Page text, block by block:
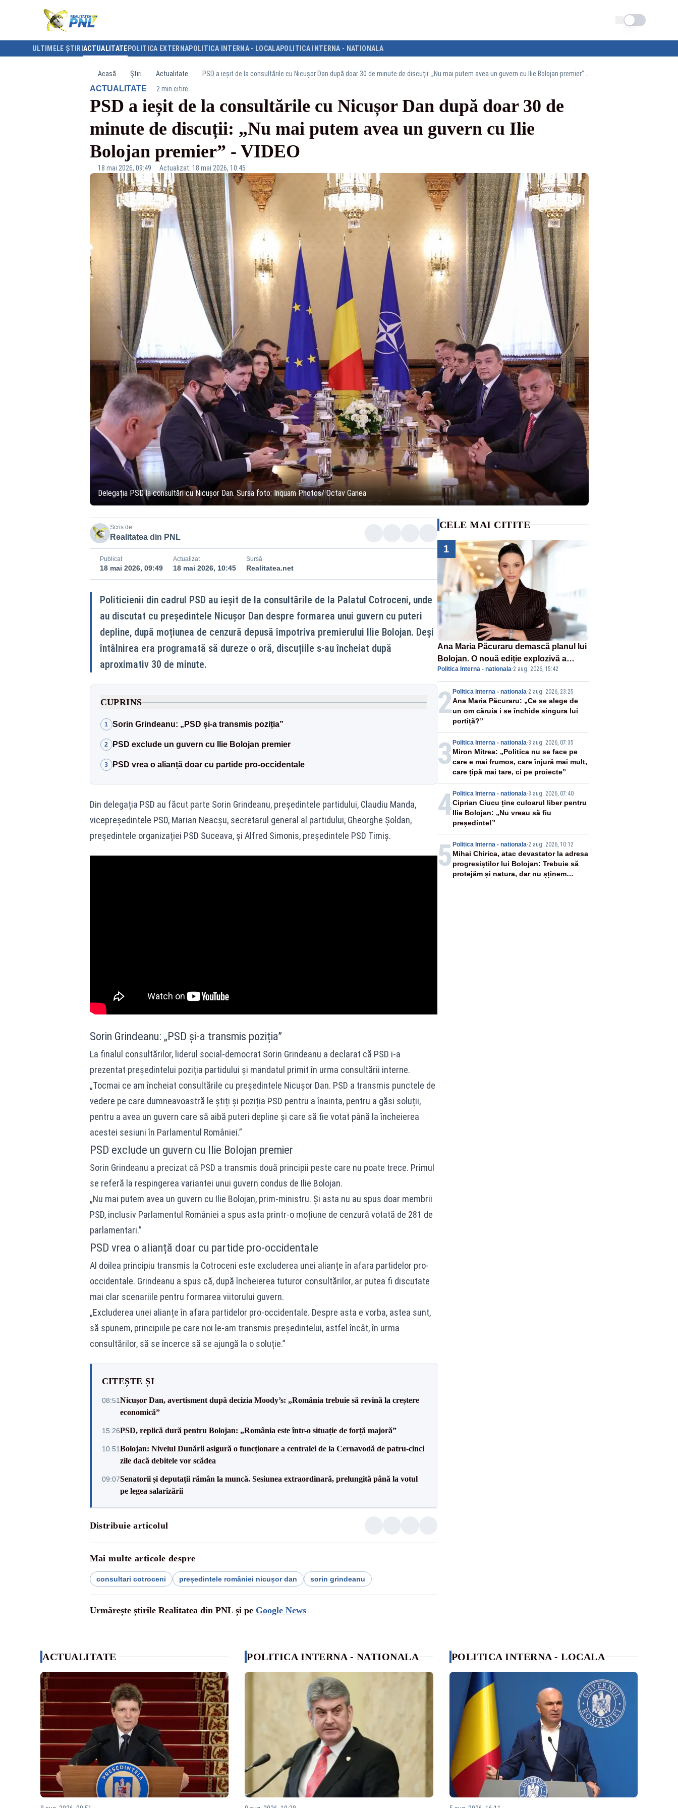
Schimba tema
ULTIMELE ȘTIRI ACTUALITATE POLITICA EXTERNAPOLITICA INTERNA - LOCALAPOLITICA INTERNA - NATIONALA
Acasă Știri Actualitate
ACTUALITATE· 2 min citire
PSD a ieșit de la consultările cu Nicușor Dan după doar 30 de
minute de discuții: „Nu mai putem avea un guvern cu Ilie
Bolojan premier” - VIDEO
18 mai 2026, 09:49 Actualizat: 18 mai 2026, 10:45
Delegația PSD la consultări cu Nicușor Dan. Sursa foto: Inquam Photos/ Octav Ganea
Scris de
Realitatea din PNL
Publicat
18 mai 2026, 09:49
Actualizat
18 mai 2026, 10:45
Sursă
Realitatea.net
Politicienii din cadrul PSD au ieșit de la consultările de la Palatul Cotroceni, unde
au discutat cu președintele Nicușor Dan despre formarea unui guvern cu puteri
depline, după moțiunea de cenzură depusă împotriva premierului Ilie Bolojan. Deși
întâlnirea era programată să dureze o oră, discuțiile s-au încheiat după
aproximativ 30 de minute.
CUPRINS
1 Sorin Grindeanu: „PSD și-a transmis poziția”
2 PSD exclude un guvern cu Ilie Bolojan premier
3 PSD vrea o alianță doar cu partide pro-occidentale
Din delegația PSD au făcut parte Sorin Grindeanu, președintele partidului, Claudiu Manda,
vicepreședintele PSD, Marian Neacșu, secretarul general al partidului, Gheorghe Șoldan,
președintele organizației PSD Suceava, și Alfred Simonis, președintele PSD Timiș.
Sorin Grindeanu: „PSD și-a transmis poziția”
La finalul consultărilor, liderul social-democrat Sorin Grindeanu a declarat că PSD i-a
prezentat președintelui poziția partidului și mandatul primit în urma consultării interne.
„Tocmai ce am încheiat consultările cu președintele Nicușor Dan. PSD a transmis punctele de
vedere pe care dumneavoastră le știți și poziția PSD pentru a înainta, pentru a găsi soluții,
pentru a avea un guvern care să aibă puteri depline și care să fie votat până la încheierea
acestei sesiuni în Parlamentul României.”
PSD exclude un guvern cu Ilie Bolojan premier
Sorin Grindeanu a precizat că PSD a transmis două principii peste care nu poate trece. Primul
se referă la respingerea variantei unui guvern condus de Ilie Bolojan.
„Nu mai putem avea un guvern cu Ilie Bolojan, prim-ministru. Și asta nu au spus doar membrii
PSD, inclusiv Parlamentul României a spus asta printr-o moțiune de cenzură votată de 281 de
parlamentari.”
PSD vrea o alianță doar cu partide pro-occidentale
Al doilea principiu transmis la Cotroceni este excluderea unei alianțe în afara partidelor pro-
occidentale. Grindeanu a spus că, după încheierea tuturor consultărilor, ar putea fi discutate
mai clar scenariile pentru formarea viitorului guvern.
„Excluderea unei alianțe în afara partidelor pro-occidentale. Despre asta e vorba, astea sunt,
să spunem, principiile pe care noi le-am transmis președintelui, astfel încât, în urma
consultărilor, să se încerce să se ajungă la o soluție.”
CITEȘTE ȘI
08:51Nicușor Dan, avertisment după decizia Moody’s: „România trebuie să revină la creștere
economică”
15:26PSD, replică dură pentru Bolojan: „România este într-o situație de forță majoră”
10:51Bolojan: Nivelul Dunării asigură o funcționare a centralei de la Cernavodă de patru-cinci
zile dacă debitele vor scădea
09:07Senatorii și deputații rămân la muncă. Sesiunea extraordinară, prelungită până la votul
pe legea salarizării
Distribuie articolul
Mai multe articole despre
consultari cotroceni președintele româniei nicușor dan sorin grindeanu
Urmărește știrile Realitatea din PNL și pe Google News
CELE MAI CITITE
1
Ana Maria Păcuraru demască planul lui
Bolojan. O nouă ediție explozivă a
emisiunii „Miza Zilei” la Realitatea
PLUS
Politica Interna - nationala·2 aug. 2026, 15:42
2 Politica Interna - nationala-2 aug. 2026, 23:25
Ana Maria Păcuraru: „Ce se alege de
un om căruia i se închide singura lui
portiță?”
3 Politica Interna - nationala-3 aug. 2026, 07:35
Miron Mitrea: „Politica nu se face pe
care e mai frumos, care înjură mai mult,
care țipă mai tare, ci pe proiecte”
4 Politica Interna - nationala-3 aug. 2026, 07:40
Ciprian Ciucu ține culoarul liber pentru
Ilie Bolojan: „Nu vreau să fiu
președinte!”
5 Politica Interna - nationala-2 aug. 2026, 10:12
Mihai Chirica, atac devastator la adresa
progresiștilor lui Bolojan: Trebuie să
protejăm și natura, dar nu șținem
ACTUALITATE POLITICA INTERNA - NATIONALA POLITICA INTERNA - LOCALA